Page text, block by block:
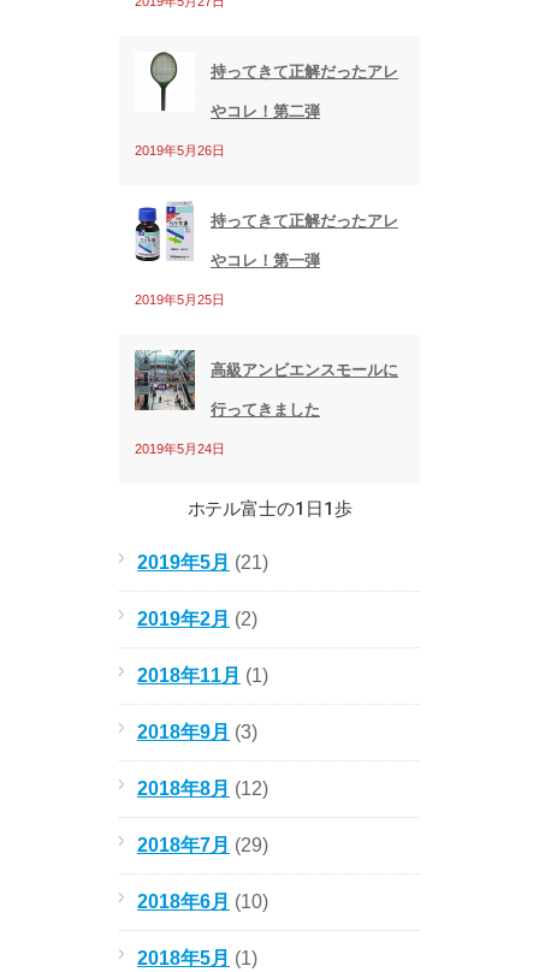
持ってきて正解だったアレ
やコレ！第二弾
2019年5月26日
持ってきて正解だったアレ
やコレ！第一弾
2019年5月25日
高級アンビエンスモールに
行ってきました
2019年5月24日
ホテル富士の1日1歩
2019年5月 (21)
2019年2月 (2)
2018年11月 (1)
2018年9月 (3)
2018年8月 (12)
2018年7月 (29)
2018年6月 (10)
2018年5月 (1)